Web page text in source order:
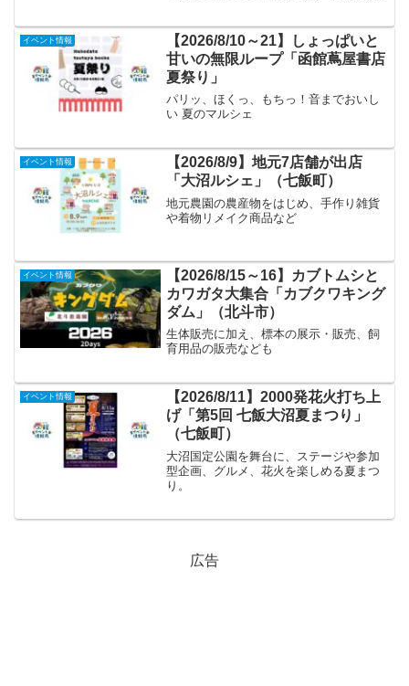
イベント情報
【2026/8/10～21】しょっぱいと
甘いの無限ループ「函館蔦屋書店
夏祭り」
パリッ、ほくっ、もちっ！音までおいし
い 夏のマルシェ
イベント情報
【2026/8/9】地元7店舗が出店
「大沼ルシェ」（七飯町）
地元農園の農産物をはじめ、手作り雑貨
や着物リメイク商品など
イベント情報
【2026/8/15～16】カブトムシと
カワガタ大集合「カブクワキング
ダム」（北斗市）
生体販売に加え、標本の展示・販売、飼
育用品の販売なども
イベント情報
【2026/8/11】2000発花火打ち上
げ「第5回 七飯大沼夏まつり」
（七飯町）
大沼国定公園を舞台に、ステージや参加
型企画、グルメ、花火を楽しめる夏まつ
り。
広告